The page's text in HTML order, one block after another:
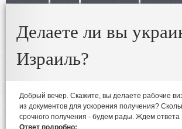
Делаете ли вы
Израиль?
Добрый вечер. Скажите, вы делаете рабочие
из документов для ускорения получения?
срочного получения - будем рады. Ждем ответа
Ответ подробно: